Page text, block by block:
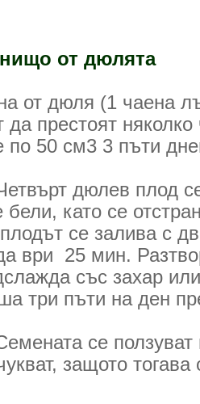
от дюлята
от дюля (1 чаена
да престоят
по 50 см3 3 пъти
дюлев плод
бели, като се
се залива с
ври 25 мин.
със захар
три пъти на ден
се
защото тогава